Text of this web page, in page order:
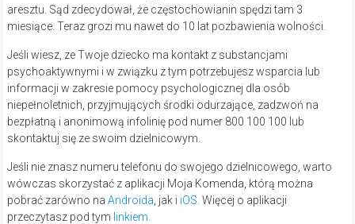
aresztu. Sąd zdecydował, że częstochowianin spędzi tam 3
miesiące. Teraz grozi mu nawet do 10 lat pozbawienia wolności.
Jeśli wiesz, ze Twoje dziecko ma kontakt z substancjami
psychoaktywnymi i w związku z tym potrzebujesz wsparcia lub
informacji w zakresie pomocy psychologicznej dla osób
niepełnoletnich, przyjmujących środki odurzające, zadzwoń na
bezpłatną i anonimową infolinię pod numer 800 100 100 lub
skontaktuj się ze swoim dzielnicowym.
Jeśli nie znasz numeru telefonu do swojego dzielnicowego, warto
wówczas skorzystać z aplikacji Moja Komenda, którą można
pobrać zarówno na Androida , jak i iOS . Więcej o aplikacji
przeczytasz pod tym linkiem